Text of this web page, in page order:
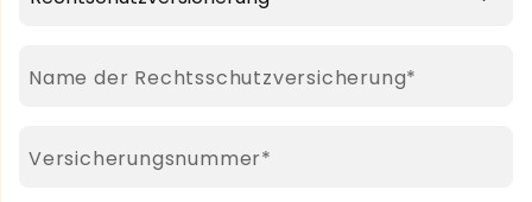
Pflichtfeld
Name der Rechtsschutzversicherung*
Pflichtfeld
Versicherungsnummer*